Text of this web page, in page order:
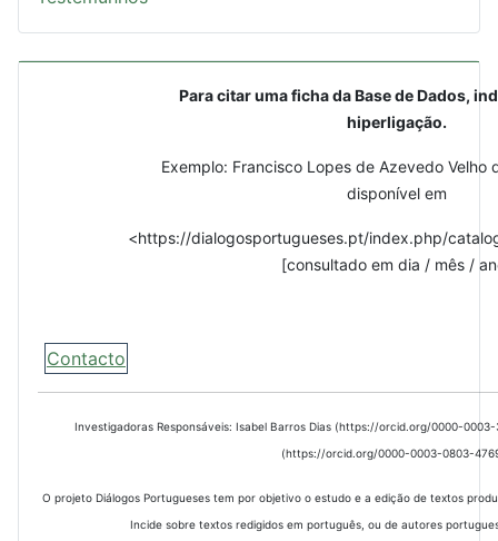
Para citar uma ficha da Base de Dados,
hiperligação.
Exemplo: Francisco Lopes de Azevedo Velho
disponível em
<https://dialogosportugueses.pt/index.php/
[consultado em dia / mês /
Contacto
Investigadoras Responsáveis: Isabel Barros Dias (https://orcid.org/0000-
(https://orcid.org/0000-0003-0803-
O projeto Diálogos Portugueses tem por objetivo o estudo e a edição de textos
Incide sobre textos redigidos em português, ou de autores